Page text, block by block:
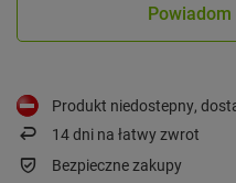
Produkt niedostepny,
14dni na łatwy zwrot
Bezpieczne zakupy